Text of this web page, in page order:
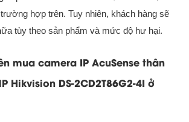
hợp trên. Tuy nhiên, khách hàng sẽ
tùy theo sản phẩm và mức độ hư hại.
mua camera IP AcuSense thân
Hikvision DS-2CD2T86G2-4I ở